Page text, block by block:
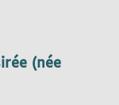
(née